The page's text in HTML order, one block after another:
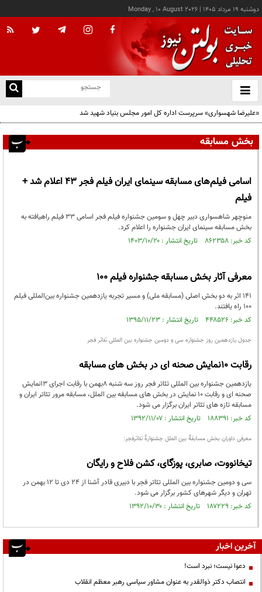
دوشنبه ۱۹ مرداد ۱۴۰۵ |
Monday , 10 August 2026
باز
و
«علیرضا شهسواری» سرپرست اداره کل امور مجلس بنیاد شهید شد
بخش مسابقه
اسامی فیلم‌های مسابقه سینمای ایران فیلم فجر 43 اعلام شد +
فیلم
منوچهر شاهسواری دبیر چهل و سومین جشنواره فیلم فجر اسامی 33 فیلم راه‎یافته به
بخش مسابقه سینمای ایران جشنواره را اعلام کرد.
کد خبر: ۸۶۲۳۵۸ تاریخ انتشار : ۱۴۰۳/۱۰/۲۰
معرفی آثار بخش مسابقه جشنواره فیلم ۱۰۰
۱۴۱ اثر به دو بخش اصلی (مسابقه ملی) و مسیر تجربه یازدهمین جشنواره بین‌المللی فیلم
۱۰۰ راه یافتند.
کد خبر: ۴۴۸۵۲۶ تاریخ انتشار : ۱۳۹۵/۱۱/۲۳
جدول یازدهمین روز جشنواره سی و دومین جشنواره بین المللی تئاتر فجر
رقابت 10نمایش صحنه ای در بخش های مسابقه
یازدهمین جشنواره بین المللی تئاتر فجر روز سه شنبه 8بهمن با رقابت اجرای 13نمایش
صحنه ای و رقابت 10 نمایش در بخش های مسابقه بین الملل، مسابقه مرور تئاتر ایران و
مسابقه تازه های تئاتر ایران برگزار می شود.
کد خبر: ۱۸۸۳۹۱ تاریخ انتشار : ۱۳۹۲/۱۱/۰۷
معرفی داوران بخش مسابقۀ بین الملل جشنوارۀ تئاترفجر:
تیخانووت، صابری، پوزگای، کشن فلاح و رایگان
سی و دومین جشنواره بین المللی تئاتر فجر با دبیری قادر آشنا از 24 دی تا 12 بهمن در
تهران و دیگر شهرهای کشور برگزار می شود.
کد خبر: ۱۸۷۲۲۹ تاریخ انتشار : ۱۳۹۲/۱۰/۳۰
آخرین اخبار
دعوا نیست؛ نبرد است!
انتصاب دکتر ذوالقدر به عنوان مشاور سیاسی رهبر معظم انقلاب